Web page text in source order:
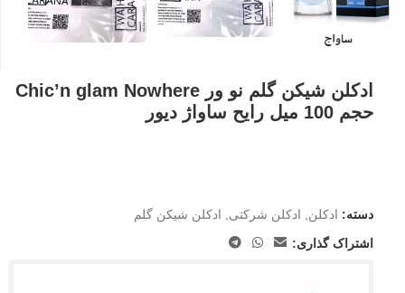
ادکلن شیکن گلم نو ور Chic’n glam Nowhere
حجم 100 میل رایح ساواژ دیور
دسته: ادکلن, ادکلن شرکتی, ادکلن شیکن گلم
اشتراک گذاری: